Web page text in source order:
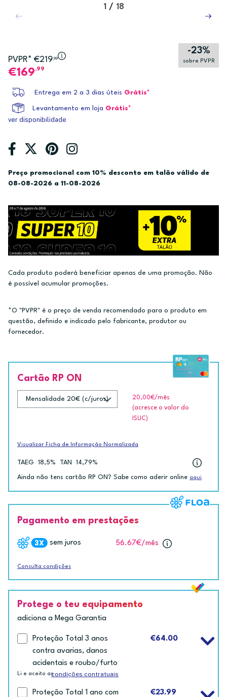
1 / 18
PVPR* €219,99
-23%
sobre PVPR
169,99
Entrega em 2 a 3 dias úteis Grátis*
Levantamento em loja Grátis*
ver disponibilidade
Preço promocional com 10% desconto em talão válido de
08-08-2026 a 11-08-2026
Cada produto poderá beneficiar apenas de uma promoção. Não
é possível acumular promoções.
*O "PVPR" é o preço de venda recomendado para o produto em
questão, definido e indicado pelo fabricante, produtor ou
fornecedor.
Cartão RP ON
20,00€/mês
(acresce o valor do
ISUC)
Visualizar Ficha de Informação Normalizada
TAEG 18,5% TAN 14,79%
Ainda não tens cartão RP ON? Sabe como aderir online aqui
Pagamento em prestações
sem juros 56.67€/mês
Consulta condições
Protege o teu equipamento
adiciona a Mega Garantia
Proteção Total 3 anos
contra avarias, danos
acidentais e roubo/furto
€64.00
Li e aceito ascondições contratuais
Proteção Total 1 ano com
€23.99